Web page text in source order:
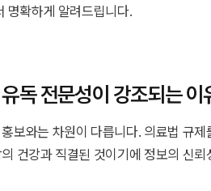
명확하게 알려드립니다.
독 전문성이 강조되는 이
보와는 차원이 다릅니다. 의료법 규
건강과 직결된 것이기에 정보의 신